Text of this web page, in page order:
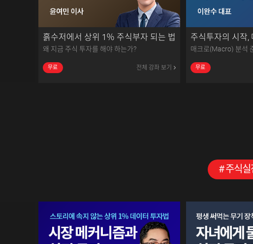
흙수저에서 상위 1％ 주식부자 되는 법
왜 지금 주식 투자를 해야 하는가?
전체 강좌 보기
주식투자의 시작,
매크로(Macro) 분석
주식실